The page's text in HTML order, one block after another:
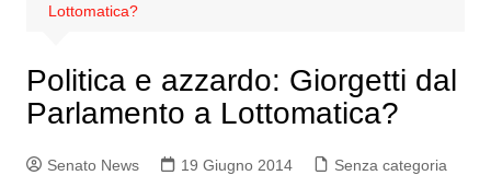
Lottomatica?
Politica e azzardo: Giorgetti dal
Parlamento a Lottomatica?
Senato News 19 Giugno 2014 Senza categoria